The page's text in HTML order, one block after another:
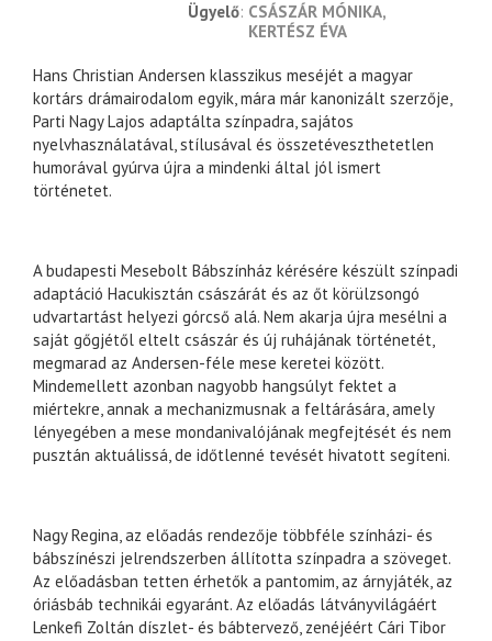
ügyelő CSÁSZÁR MÓNIKA
KERTÉSZ ÉVA
Hans Christian Andersen klasszikus meséjét a magyar
kortárs drámairodalom egyik, mára már kanonizált szerzője,
Parti Nagy Lajos adaptálta színpadra, sajátos
nyelvhasználatával, stílusával és összetéveszthetetlen
humorával gyúrva újra a mindenki által jól ismert
történetet.
A budapesti Mesebolt Bábszínház kérésére készült színpadi
adaptáció Hacukisztán császárát és az őt körülzsongó
udvartartást helyezi górcső alá. Nem akarja újra mesélni a
saját gőgjétől eltelt császár és új ruhájának történetét,
megmarad az Andersen-féle mese keretei között.
Mindemellett azonban nagyobb hangsúlyt fektet a
miértekre, annak a mechanizmusnak a feltárására, amely
lényegében a mese mondanivalójának megfejtését és nem
pusztán aktuálissá, de időtlenné tevését hivatott segíteni.
Nagy Regina, az előadás rendezője többféle színházi- és
bábszínészi jelrendszerben állította színpadra a szöveget.
Az előadásban tetten érhetők a pantomim, az árnyjáték, az
óriásbáb technikái egyaránt. Az előadás látványvilágáért
Lenkefi Zoltán díszlet- és bábtervező, zenéjéért Cári Tibor